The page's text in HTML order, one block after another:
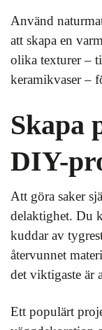
Använd
att skapa en
olika texturer –
keramikvaser –
Skapa
DIY-
Att göra saker
delaktighet. Du
kuddar av
återvunnet
det viktigaste är
Ett populärt